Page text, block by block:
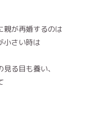
が再婚するのは
小さい時は
る目も養い、